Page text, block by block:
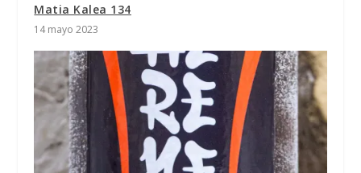
Matia Kalea 134
14 mayo 2023